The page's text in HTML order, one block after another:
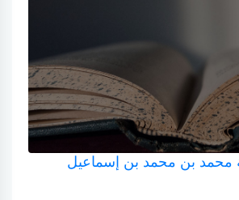
محمد بن محمد بن إسماعيل